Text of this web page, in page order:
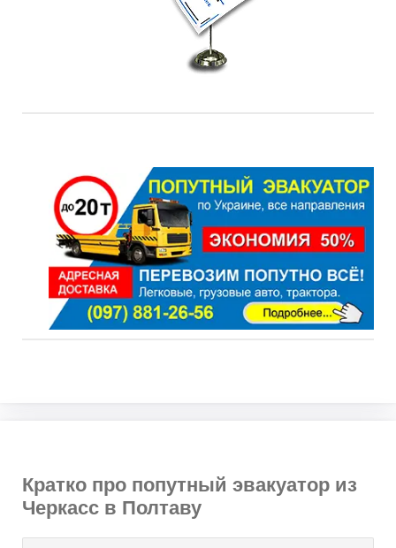
Кратко про попутный эвакуатор из
Черкасс в Полтаву